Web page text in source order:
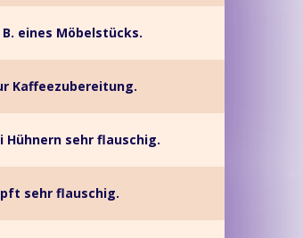
eines Möbelstücks.
Kaffeezubereitung.
sehr flauschig.
sehr flauschig.